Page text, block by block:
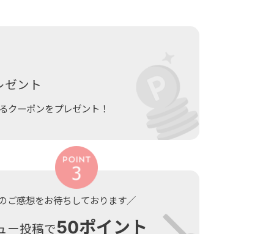
ゼント
クーポンをプレゼント！
ご感想をお待ちしております／
ー投稿で50ポイント